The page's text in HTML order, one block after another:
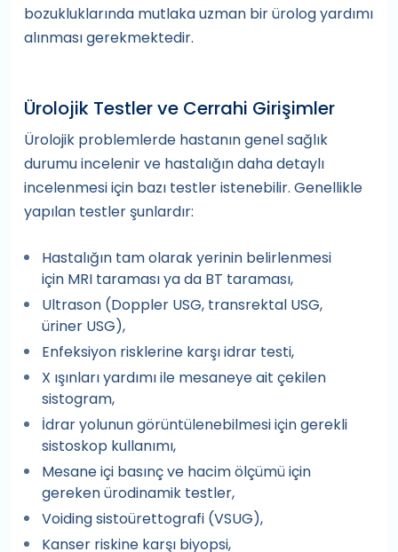
bozukluklarında mutlaka uzman bir ürolog yardımı
alınması gerekmektedir.
Ürolojik Testler ve Cerrahi Girişimler
Ürolojik problemlerde hastanın genel sağlık
durumu incelenir ve hastalığın daha detaylı
incelenmesi için bazı testler istenebilir. Genellikle
yapılan testler şunlardır:
Hastalığın tam olarak yerinin belirlenmesi
için MRI taraması ya da BT taraması,
Ultrason (Doppler USG, transrektal USG,
üriner USG),
Enfeksiyon risklerine karşı idrar testi,
X ışınları yardımı ile mesaneye ait çekilen
sistogram,
İdrar yolunun görüntülenebilmesi için gerekli
sistoskop kullanımı,
Mesane içi basınç ve hacim ölçümü için
gereken ürodinamik testler,
Voiding sistoürettografi (VSUG),
Kanser riskine karşı biyopsi,